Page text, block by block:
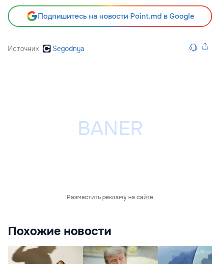
Подпишитесь на новости Point.md в Google
Источник Segodnya
Разместить рекламу на сайте
Похожие новости